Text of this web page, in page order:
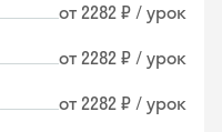
от 2282 ₽ / урок
от 2282 ₽ / урок
от 2282 ₽ / урок